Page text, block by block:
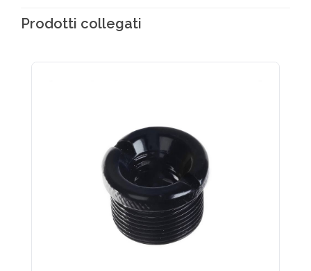
Prodotti collegati